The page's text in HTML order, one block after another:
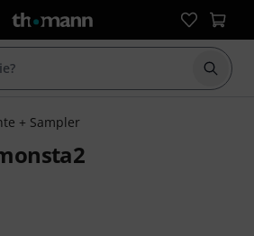
Suche
+ Sampler
5 Sternen aus 8 Kundenbewertungen